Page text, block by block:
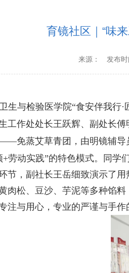
育镜社区｜“味
来源： 发布
生与检验医学院“食安伴我
工作处处长王跃辉、副处长
免蒸艾草青团，由明镜辅导
+劳动实践”的特色模式。同
节，副社长王岳细致演示了
肉松、豆沙、芋泥等多种馅
注与用心，专业的严谨与手